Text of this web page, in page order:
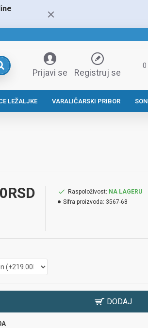
Prijavi se Registruj se
0
LEŽALJKE VARALIČARSKI PRIBOR
Raspoloživost: NA LAGERU
Sifra proizvoda: 3567-68
DODAJ